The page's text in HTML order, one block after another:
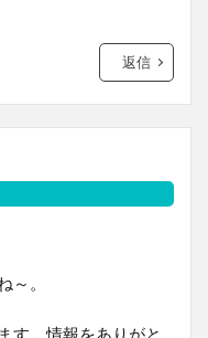
返信
～。
す。情報をありがと